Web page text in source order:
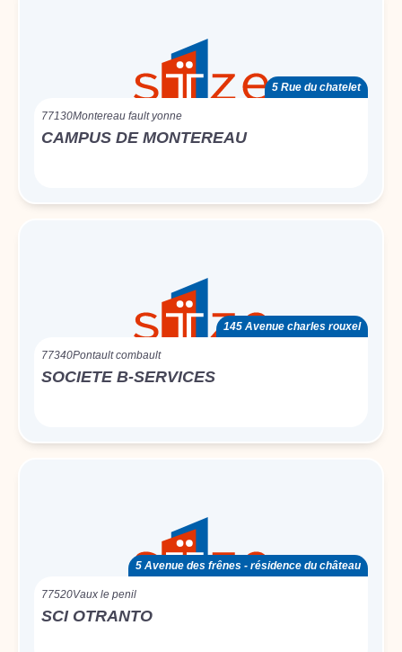
5 Rue du chatelet
77130Montereau fault yonne
CAMPUS DE MONTEREAU
145 Avenue charles rouxel
77340Pontault combault
SOCIETE B-SERVICES
5 Avenue des frênes - résidence du château
77520Vaux le penil
SCI OTRANTO